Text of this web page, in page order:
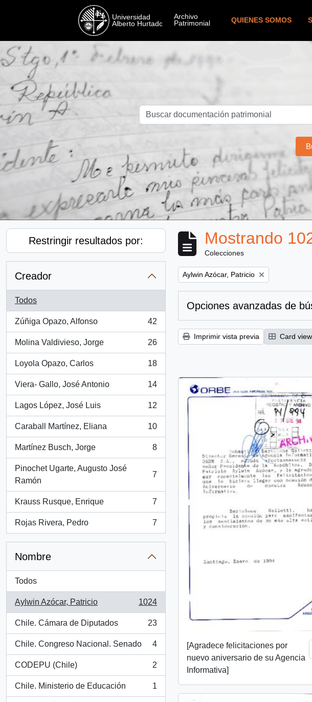
QUIENES SOMOS
Restringir resultados por:
Creador
Todos
Zúñiga Opazo, Alfonso
, 42 resultados
42
Molina Valdivieso, Jorge
, 26 resultados
26
Loyola Opazo, Carlos
, 18 resultados
18
Viera- Gallo, José Antonio
, 14 resultados
14
Lagos López, José Luis
, 12 resultados
12
Caraball Martínez, Eliana
, 10 resultados
10
Martínez Busch, Jorge
, 8 resultados
8
Pinochet Ugarte, Augusto José
Ramón
, 7 resultados
7
Krauss Rusque, Enrique
, 7 resultados
7
Rojas Rivera, Pedro
, 7 resultados
7
Nombre
Todos
Aylwin Azócar, Patricio
, 1024 resultados
1024
Chile. Cámara de Diputados
, 23 resultados
23
Chile. Congreso Nacional. Senado
, 4 resultados
4
CODEPU (Chile)
, 2 resultados
2
Chile. Ministerio de Educación
, 1 resultados
1
Mostrando
Colecciones
Remove filter:
Aylwin Azócar, Patricio
Opciones avanzadas de
Imprimir vista previa Card view
[Agradece felicitaciones por
nuevo aniversario de su Agencia
Informativa]